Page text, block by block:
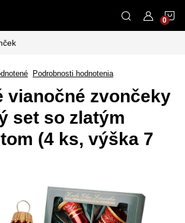
Podrobnosti hodnotenia
vianočné zvončeky
set so zlatým
(4 ks, výška 7